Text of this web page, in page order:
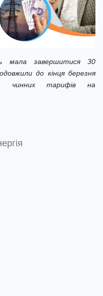
мала завершитися30
до кінця березня
чинних тарифів на